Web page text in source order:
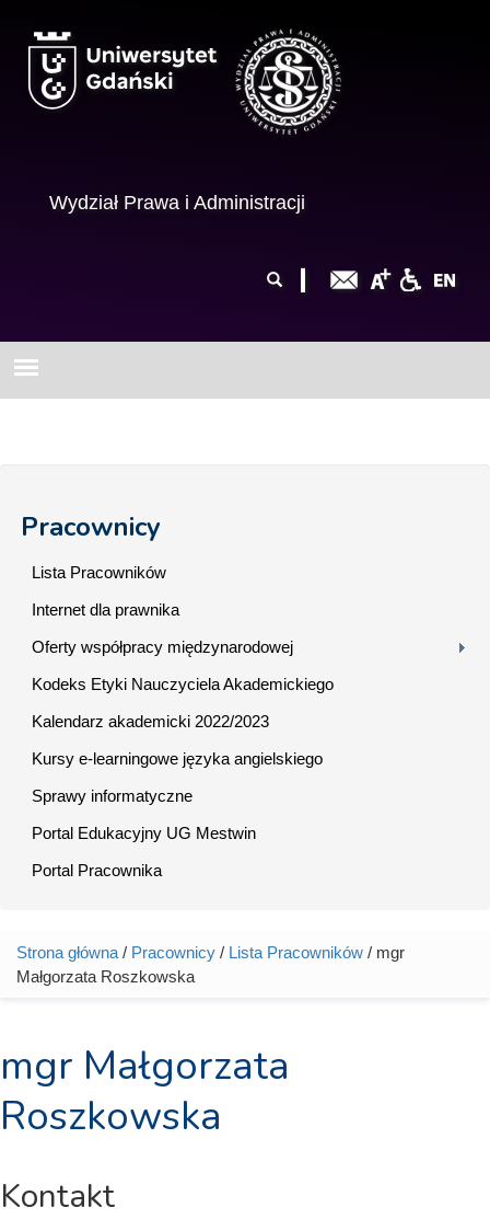
Wydział Prawa i Administracji
wyszukiwania
Pracownicy
Lista Pracowników
Internet dla prawnika
Oferty współpracy międzynarodowej
Kodeks Etyki Nauczyciela Akademickiego
Kalendarz akademicki 2022/2023
Kursy e-learningowe języka angielskiego
Sprawy informatyczne
Portal Edukacyjny UG Mestwin
Portal Pracownika
Jesteś tutaj
Strona główna / Pracownicy / Lista Pracowników / mgr
Małgorzata Roszkowska
mgr Małgorzata
Roszkowska
Kontakt